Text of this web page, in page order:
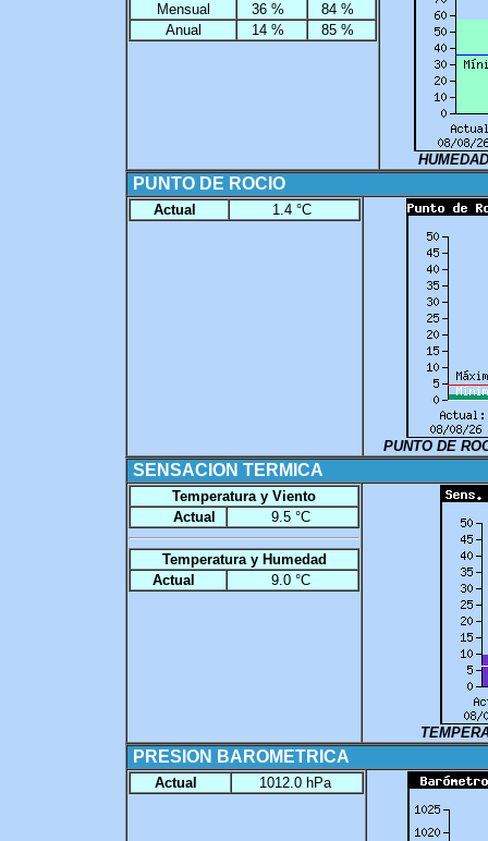
Mensual
36 %
84 %
Anual
14 % 85 %
PUNTO DE ROCIO
Actual 1.4 °C
PUNTO DE
SENSACION TERMICA
Temperatura y Viento
Actual
9.5 °C
Temperatura y Humedad
Actual
9.0 °C
PRESION BAROMETRICA
Actual 1012.0 hPa